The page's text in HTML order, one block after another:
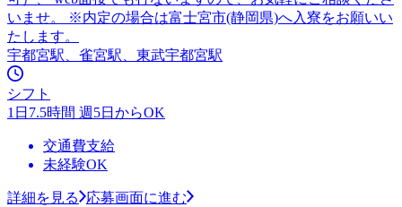
いませ。 ※内定の場合は富士宮市(静岡県)へ入寮をお願いい
たします。
宇都宮駅、雀宮駅、東武宇都宮駅
シフト
1日7.5時間 週5日からOK
交通費支給
未経験OK
詳細を見る
応募画面に進む